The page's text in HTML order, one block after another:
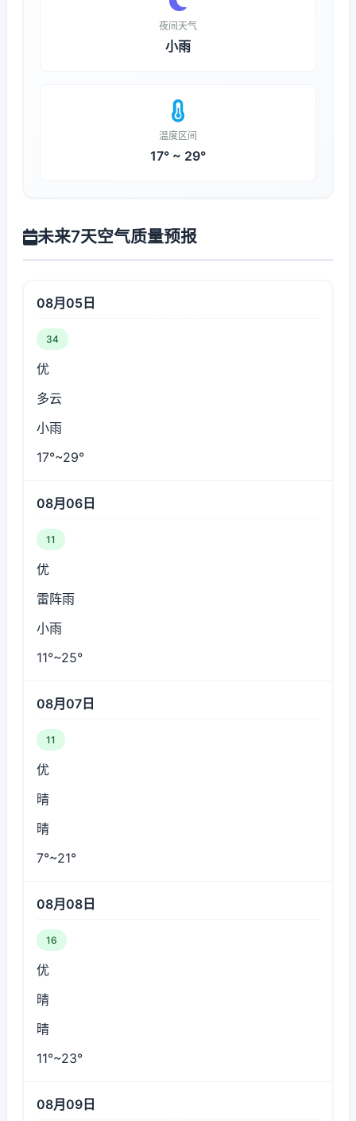
夜间天气
小雨
温度区间
17° ~ 29°
未来7天空气质量预报
08月05日
34
优
多云
小雨
17°~29°
08月06日
11
优
雷阵雨
小雨
11°~25°
08月07日
11
优
晴
晴
7°~21°
08月08日
16
优
晴
晴
11°~23°
08月09日